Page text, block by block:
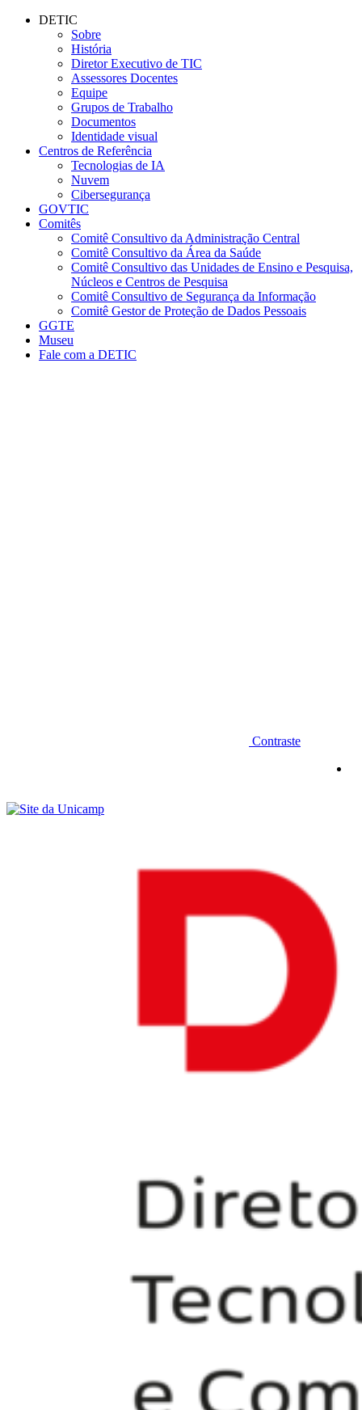
Conteúdo principal
DETIC
Sobre
História
Diretor Executivo de TIC
Assessores Docentes
Equipe
Grupos de Trabalho
Documentos
Identidade visual
Centros de Referência
Tecnologias de IA
Nuvem
Cibersegurança
GOVTIC
Comitês
Comitê Consultivo da Administração Central
Comitê Consultivo da Área da Saúde
Comitê Consultivo das Unidades de Ensino e Pesquisa,
Núcleos e Centros de Pesquisa
Comitê Consultivo de Segurança da Informação
Comitê Gestor de Proteção de Dados Pessoais
GGTE
Museu
Fale com a DETIC
Contraste